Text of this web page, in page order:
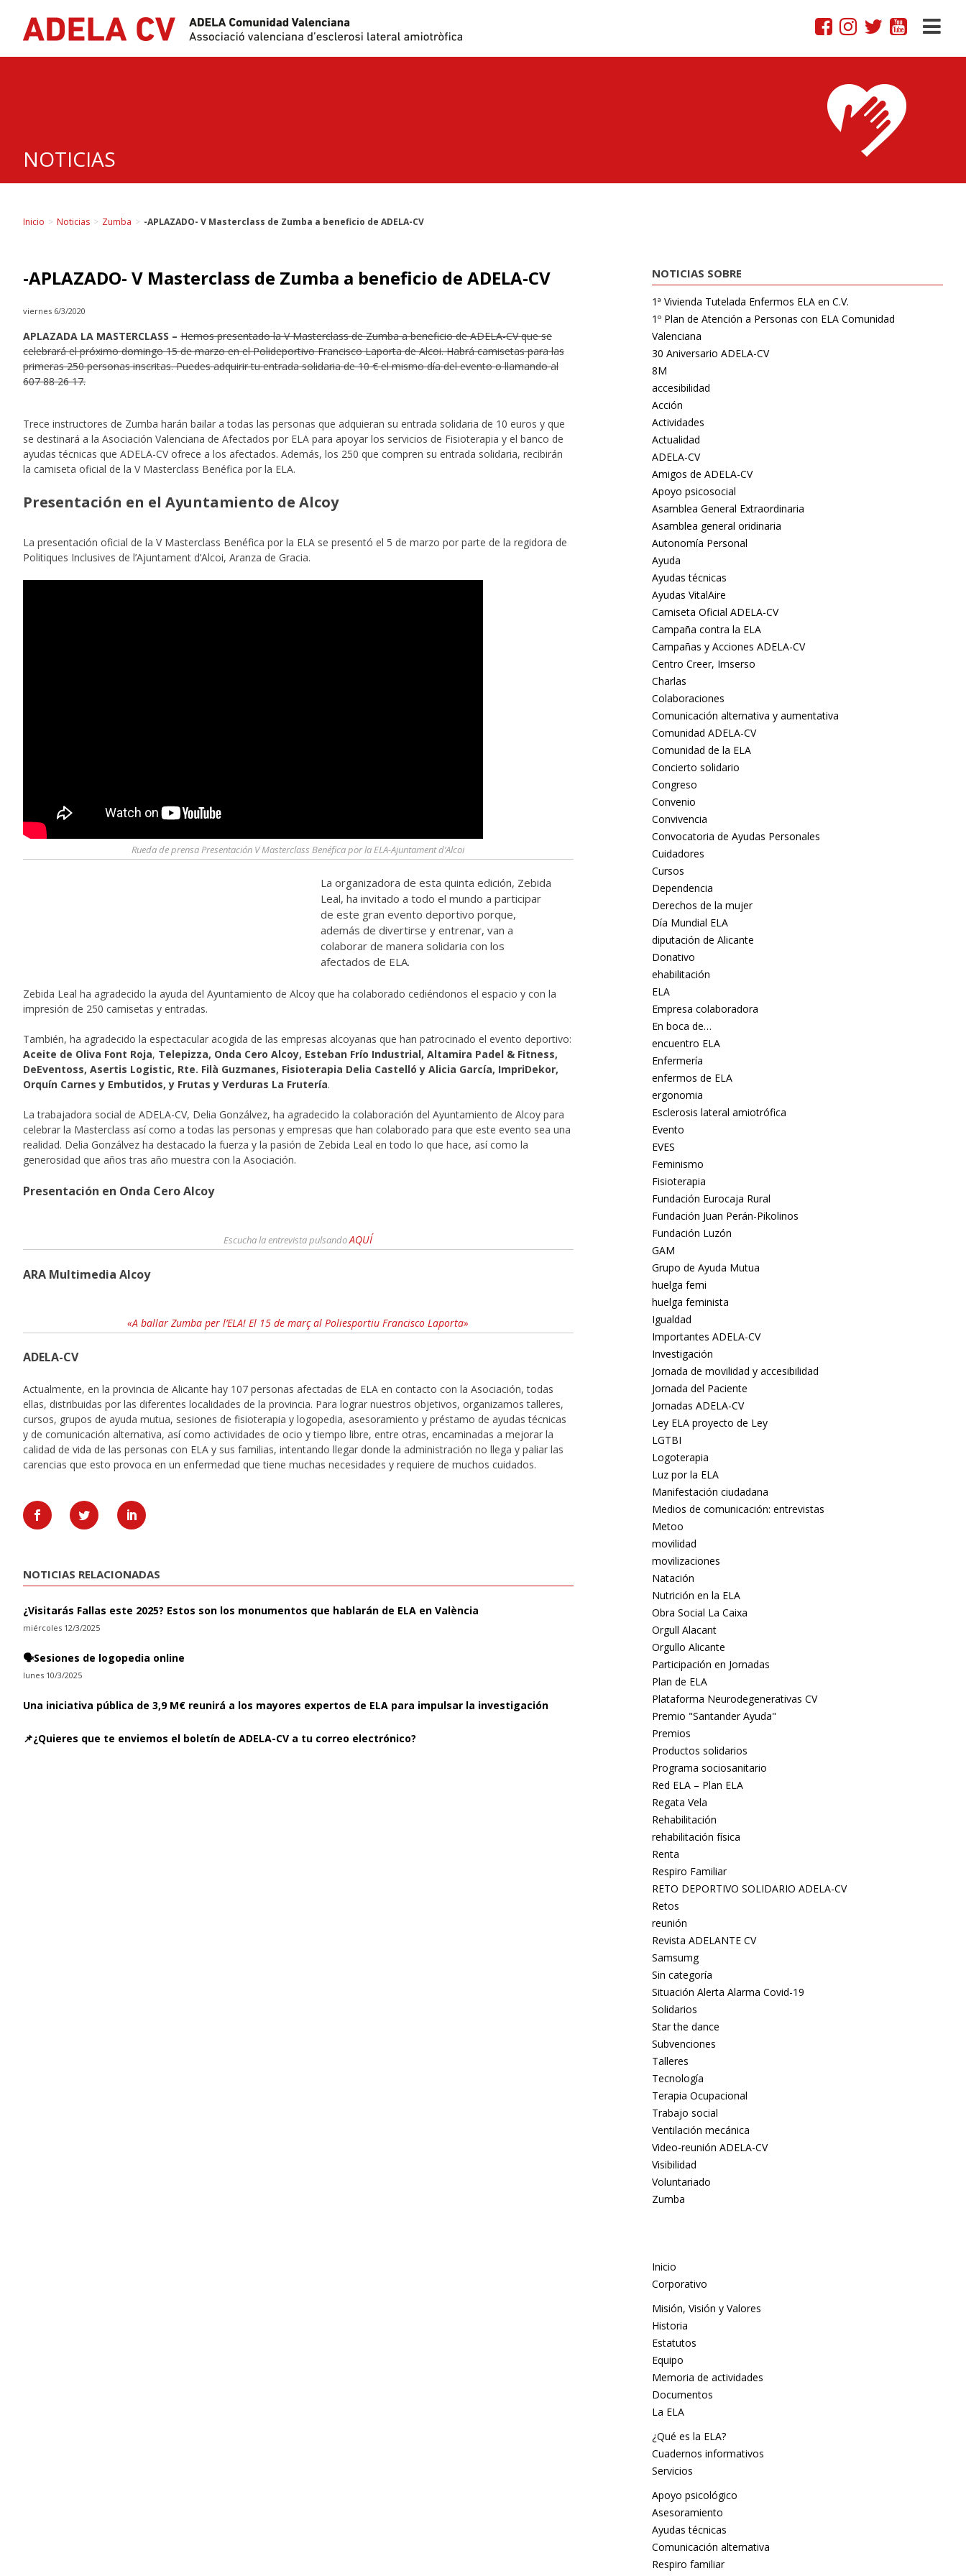
NOTICIAS
Inicio > Noticias > Zumba > -APLAZADO- V Masterclass de Zumba a beneficio de ADELA-CV
-APLAZADO- V Masterclass de Zumba a beneficio de ADELA-CV
viernes 6/3/2020
APLAZADA LA MASTERCLASS – Hemos presentado la V Masterclass de Zumba a beneficio de ADELA-CV que se
celebrará el próximo domingo 15 de marzo en el Polideportivo Francisco Laporta de Alcoi. Habrá camisetas para las
primeras 250 personas inscritas. Puedes adquirir tu entrada solidaria de 10 € el mismo día del evento o llamando al
607 88 26 17.
Trece instructores de Zumba harán bailar a todas las personas que adquieran su entrada solidaria de 10 euros y que
se destinará a la Asociación Valenciana de Afectados por ELA para apoyar los servicios de Fisioterapia y el banco de
ayudas técnicas que ADELA-CV ofrece a los afectados. Además, los 250 que compren su entrada solidaria, recibirán
la camiseta oficial de la V Masterclass Benéfica por la ELA.
Presentación en el Ayuntamiento de Alcoy
La presentación oficial de la V Masterclass Benéfica por la ELA se presentó el 5 de marzo por parte de la regidora de
Politiques Inclusives de l’Ajuntament d’Alcoi, Aranza de Gracia.
Rueda de prensa Presentación V Masterclass Benéfica por la ELA-Ajuntament d’Alcoi
La organizadora de esta quinta edición, Zebida
Leal, ha invitado a todo el mundo a participar
de este gran evento deportivo porque,
además de divertirse y entrenar, van a
colaborar de manera solidaria con los
afectados de ELA.
Zebida Leal ha agradecido la ayuda del Ayuntamiento de Alcoy que ha colaborado cediéndonos el espacio y con la
impresión de 250 camisetas y entradas.
También, ha agradecido la espectacular acogida de las empresas alcoyanas que han patrocinado el evento deportivo:
Aceite de Oliva Font Roja, Telepizza, Onda Cero Alcoy, Esteban Frío Industrial, Altamira Padel & Fitness,
DeEventoss, Asertis Logistic, Rte. Filà Guzmanes, Fisioterapia Delia Castelló y Alicia García, ImpriDekor,
Orquín Carnes y Embutidos, y Frutas y Verduras La Frutería.
La trabajadora social de ADELA-CV, Delia Gonzálvez, ha agradecido la colaboración del Ayuntamiento de Alcoy para
celebrar la Masterclass así como a todas las personas y empresas que han colaborado para que este evento sea una
realidad. Delia Gonzálvez ha destacado la fuerza y la pasión de Zebida Leal en todo lo que hace, así como la
generosidad que años tras año muestra con la Asociación.
Presentación en Onda Cero Alcoy
Escucha la entrevista pulsandoAQUÍ
ARA Multimedia Alcoy
«A ballar Zumba per l’ELA! El 15 de març al Poliesportiu Francisco Laporta»
ADELA-CV
Actualmente, en la provincia de Alicante hay 107 personas afectadas de ELA en contacto con la Asociación, todas
ellas, distribuidas por las diferentes localidades de la provincia. Para lograr nuestros objetivos, organizamos talleres,
cursos, grupos de ayuda mutua, sesiones de fisioterapia y logopedia, asesoramiento y préstamo de ayudas técnicas
y de comunicación alternativa, así como actividades de ocio y tiempo libre, entre otras, encaminadas a mejorar la
calidad de vida de las personas con ELA y sus familias, intentando llegar donde la administración no llega y paliar las
carencias que esto provoca en un enfermedad que tiene muchas necesidades y requiere de muchos cuidados.
NOTICIAS RELACIONADAS
¿Visitarás Fallas este 2025? Estos son los monumentos que hablarán de ELA en València
miércoles 12/3/2025
🗣️Sesiones de logopedia online
lunes 10/3/2025
Una iniciativa pública de 3,9 M€ reunirá a los mayores expertos de ELA para impulsar la investigación
📌¿Quieres que te enviemos el boletín de ADELA-CV a tu correo electrónico?
NOTICIAS SOBRE
1ª Vivienda Tutelada Enfermos ELA en C.V.
1º Plan de Atención a Personas con ELA Comunidad
Valenciana
30 Aniversario ADELA-CV
8M
accesibilidad
Acción
Actividades
Actualidad
ADELA-CV
Amigos de ADELA-CV
Apoyo psicosocial
Asamblea General Extraordinaria
Asamblea general oridinaria
Autonomía Personal
Ayuda
Ayudas técnicas
Ayudas VitalAire
Camiseta Oficial ADELA-CV
Campaña contra la ELA
Campañas y Acciones ADELA-CV
Centro Creer, Imserso
Charlas
Colaboraciones
Comunicación alternativa y aumentativa
Comunidad ADELA-CV
Comunidad de la ELA
Concierto solidario
Congreso
Convenio
Convivencia
Convocatoria de Ayudas Personales
Cuidadores
Cursos
Dependencia
Derechos de la mujer
Día Mundial ELA
diputación de Alicante
Donativo
ehabilitación
ELA
Empresa colaboradora
En boca de…
encuentro ELA
Enfermería
enfermos de ELA
ergonomia
Esclerosis lateral amiotrófica
Evento
EVES
Feminismo
Fisioterapia
Fundación Eurocaja Rural
Fundación Juan Perán-Pikolinos
Fundación Luzón
GAM
Grupo de Ayuda Mutua
huelga femi
huelga feminista
Igualdad
Importantes ADELA-CV
Investigación
Jornada de movilidad y accesibilidad
Jornada del Paciente
Jornadas ADELA-CV
Ley ELA proyecto de Ley
LGTBI
Logoterapia
Luz por la ELA
Manifestación ciudadana
Medios de comunicación: entrevistas
Metoo
movilidad
movilizaciones
Natación
Nutrición en la ELA
Obra Social La Caixa
Orgull Alacant
Orgullo Alicante
Participación en Jornadas
Plan de ELA
Plataforma Neurodegenerativas CV
Premio "Santander Ayuda"
Premios
Productos solidarios
Programa sociosanitario
Red ELA – Plan ELA
Regata Vela
Rehabilitación
rehabilitación física
Renta
Respiro Familiar
RETO DEPORTIVO SOLIDARIO ADELA-CV
Retos
reunión
Revista ADELANTE CV
Samsumg
Sin categoría
Situación Alerta Alarma Covid-19
Solidarios
Star the dance
Subvenciones
Talleres
Tecnología
Terapia Ocupacional
Trabajo social
Ventilación mecánica
Video-reunión ADELA-CV
Visibilidad
Voluntariado
Zumba
Inicio
Corporativo
Misión, Visión y Valores
Historia
Estatutos
Equipo
Memoria de actividades
Documentos
La ELA
¿Qué es la ELA?
Cuadernos informativos
Servicios
Apoyo psicológico
Asesoramiento
Ayudas técnicas
Comunicación alternativa
Respiro familiar